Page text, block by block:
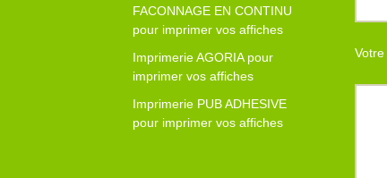
FACONNAGE EN CONTINU
pour imprimer vos affiches
Imprimerie AGORIA pour
imprimer vos affiches
Imprimerie PUB ADHESIVE
pour imprimer vos affiches